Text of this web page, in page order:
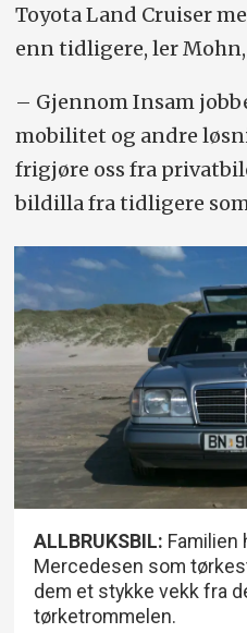
Toyota Land Cruiser
enn tidligere, ler
– Gjennom Insam
mobilitet og andre
frigjøre oss fra
bildilla fra tidligere
ALLBRUKSBIL: Familien
Mercedesen som
dem et stykke vekk fra
tørketrommelen.